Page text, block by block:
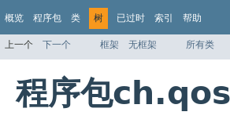
概览 程序包 类 树 已过时 索引 帮助
上一个 下一个 框架 无框架 所有类
程序包